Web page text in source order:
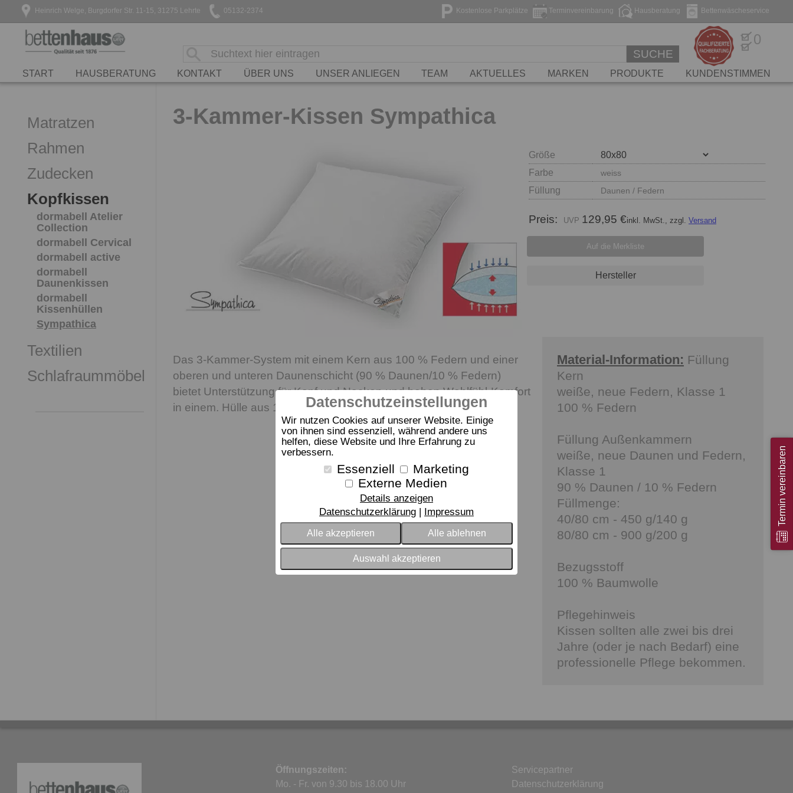
Datenschutzeinstellungen
Wir nutzen Cookies auf unserer Website. Einige
von ihnen sind essenziell, während andere uns
helfen, diese Website und Ihre Erfahrung zu
verbessern.
Essenziell
Marketing
Externe Medien
Details anzeigen
Datenschutzerklärung
Impressum
Alle akzeptieren Alle ablehnen
Auswahl akzeptieren
Heinrich Welge, Burgdorfer Str. 11-15, 31275 Lehrte 05132-2374 Bettenwäscheservice
Hausberatung
Terminvereinbarung
Kostenlose Parkplätze
SUCHE
0
START HAUSBERATUNG KONTAKT ÜBER UNS UNSER ANLIEGEN TEAM AKTUELLES MARKEN PRODUKTE KUNDENSTIMMEN
Matratzen
Rahmen
Zudecken
Kopfkissen
dormabell Atelier
Collection
dormabell Cervical
dormabell active
dormabell
Daunenkissen
dormabell
Kissenhüllen
Sympathica
Textilien
Schlafraummöbel
3-Kammer-Kissen Sympathica
Größe
Farbe
weiss
Füllung Daunen / Federn
Preis: 129,95 €inkl. MwSt., zzgl. Versand
Auf die Merkliste
Hersteller
Das 3-Kammer-System mit einem Kern aus 100 % Federn und einer
oberen und unteren Daunenschicht (90 % Daunen/10 % Federn)
bietet Unterstützung für Kopf und Nacken und hohen Wohlfühl-Komfort
in einem. Hülle aus 100 % feinem Daunenbatist.
Material-Information: Füllung
Kern
weiße, neue Federn, Klasse 1
100 % Federn
Füllung Außenkammern
weiße, neue Daunen und Federn,
Klasse 1
90 % Daunen / 10 % Federn
Füllmenge:
40/80 cm - 450 g/140 g
80/80 cm - 900 g/200 g
Bezugsstoff
100 % Baumwolle
Pflegehinweis
Kissen sollten alle zwei bis drei
Jahre (oder je nach Bedarf) eine
professionelle Pflege bekommen.
Öffnungszeiten:
Mo. - Fr. von 9.30 bis 18.00 Uhr
Servicepartner
Datenschutzerklärung
Termin vereinbaren